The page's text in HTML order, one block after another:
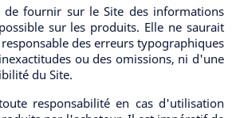
de fournir sur le Site des informations
sur les produits. Elle ne saurait
des erreurs typographiques
ou des omissions, ni d'une
du Site.
responsabilité en cas d'utilisation